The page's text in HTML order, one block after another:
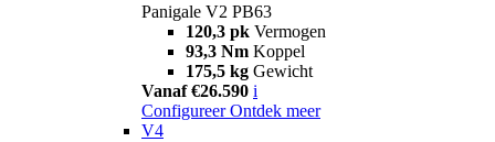
Panigale V2 PB63
120,3 pk Vermogen
93,3 Nm Koppel
175,5 kg Gewicht
Vanaf €26.590 i
Configureer Ontdek meer
V4